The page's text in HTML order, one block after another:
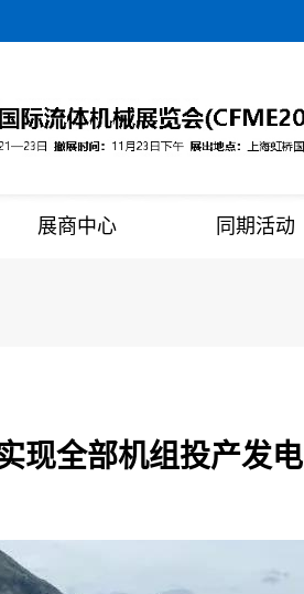
展商中心 同期活动
现全部机组投产发电